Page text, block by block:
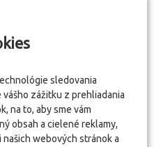
sledovania
zážitku z prehliadania
na to, aby sme vám
obsah a cielené reklamy,
webových stránok a